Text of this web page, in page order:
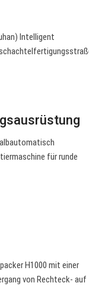
Intelligent
für runde
H1000 mit einer
von Rechteck- auf